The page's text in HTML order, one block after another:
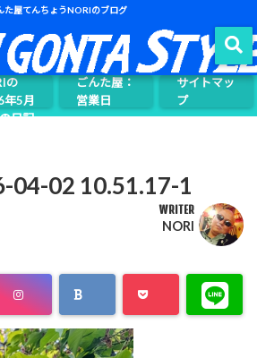
た屋てんちょうNORIのブログ
屋て
う
の
年5月
日記
ごんた屋：
営業日
サイトマッ
プ
04-02 10.51.17-1
WRITER
NORI